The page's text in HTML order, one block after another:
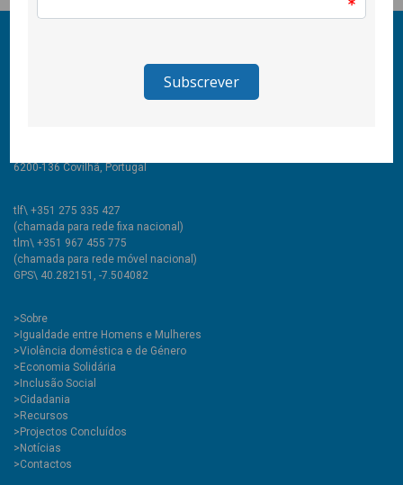
© 2011-2026 COOLABORA CRL
6200-136 Covilhã, Portugal
tlf\ +351 275 335 427
(chamada para rede fixa nacional)
tlm\ +351 967 455 775
(chamada para rede móvel nacional)
GPS\ 40.282151, -7.504082
>Sobre
>Igualdade entre Homens e Mulheres
>Violência doméstica e de Género
>Economia Solidária
>Inclusão Social
>Cidadania
>Recursos
>Projectos Concluídos
>Notícias
>Contactos